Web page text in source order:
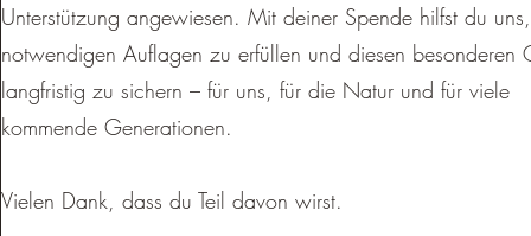
Unterstützung angewiesen. Mit deiner Spende hilfst du
notwendigen Auflagen zu erfüllen und diesen besonderen
langfristig zu sichern – für uns, für die Natur und für viele
kommende Generationen.
Vielen Dank, dass du Teil davon wirst.